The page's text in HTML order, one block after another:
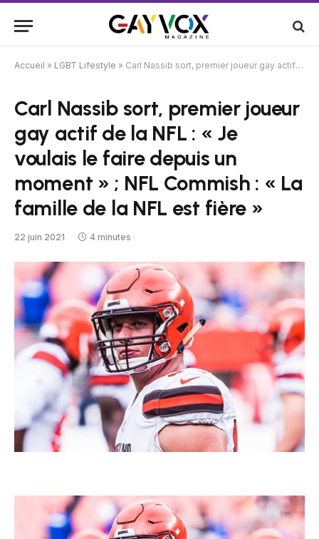
Accueil » LGBT Lifestyle » Carl Nassib sort, premier joueur gay actif de la NFL : « Je voulais le faire depuis un moment » ; NFL Commish : « La famille de la NFL est fière »
Carl Nassib sort, premier joueur
gay actif de la NFL : « Je
voulais le faire depuis un
moment » ; NFL Commish : « La
famille de la NFL est fière »
22 juin 2021 4 minutes